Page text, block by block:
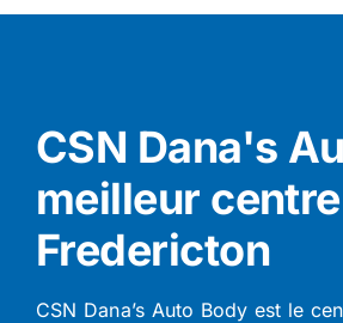
CSN Dana's
meilleur
Fredericton
CSN Dana’s Auto Body est le